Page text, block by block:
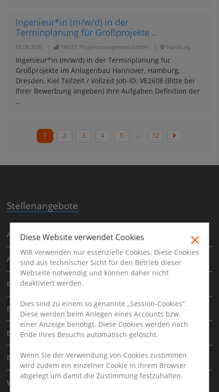
Ingenieur*in (m/w/d) in der
Terminplanung für Großprojekte ..
05.08.2026 THOST Projektmanagement GmbH Hamburg
Ingenieur*in (m/w/d) in der Terminplanung für
Großprojekte im Anlagenbau Hannover, Hamburg,
Dresden, Kiel Teilzeit / Vollzeit Job-ID: VE2608 (Bitte bei
Ihrer Bewerbung angeben) Ihre Aufgaben Definition der
..
1 2 3 4 5 ... 12
Stellenangebote
Ausbildung
Architekt
Bauhelfer
Bauleiter
Bautechniker
Bauingenieur
Werkstudent
Diese Website verwendet Cookies
WIR verwenden nur essenzielle Cookies. Diese Cookies
sind aus technischer Sicht für den Betrieb dieser
Webseite notwendig und können daher nicht
deaktiviert werden.
Dies sind zu einem so genannte „Session-Cookies“.
Diese werden beim Anlegen eines Accounts bzw.
einer Anzeige benötigt. Diese Cookies werden nach
Ende Ihres Besuchs automatisch gelöscht.
Wenn Sie der Verwendung von Cookies zustimmen
wird zudem ein einzelner Cookie in ihrem Browser
abgelegt um damit die Zustimmung festzuhalten.